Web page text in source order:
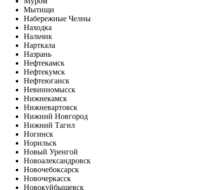
Мытищи
Набережные Челны
Находка
Нальчик
Нарткала
Назрань
Нефтекамск
Нефтекумск
Нефтеюганск
Невинномысск
Нижнекамск
Нижневартовск
Нижний Новгород
Нижний Тагил
Ногинск
Норильск
Новый Уренгой
Новоалександровск
Новочебоксарск
Новочеркасск
Новокуйбышевск